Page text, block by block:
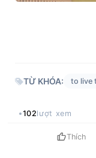
TỪ KHÓA: to live
102lượt xem
Thích